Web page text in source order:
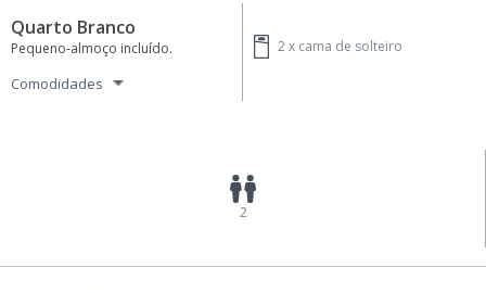
Quarto Branco
Pequeno-almoço incluído.
Comodidades
2 x cama de solteiro
2